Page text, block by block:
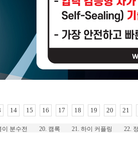
14 15 16 17 18 19 20 21
이 분수전 20. 캠록 21. 하이 커플링 22.